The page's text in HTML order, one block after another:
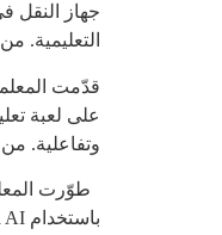
جهاز النقل
التعليمية.
قدّمت
على لعبة
وتفاعلية.
طوّرت